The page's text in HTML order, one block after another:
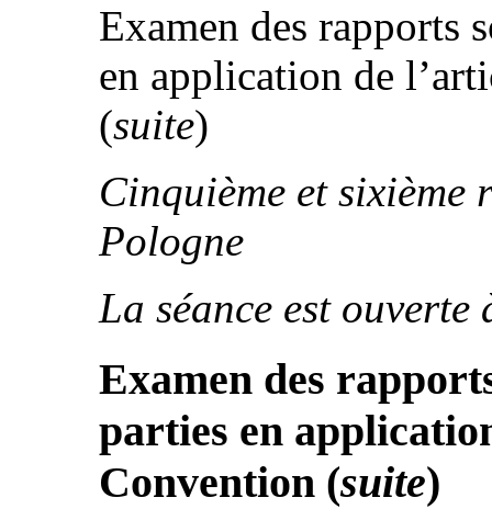
Examen des rapports
en application de
(suite)
Cinquième et
Pologne
La séance est ouverte
Examen des
parties en
Convention (suite)